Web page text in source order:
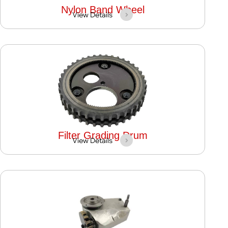
Nylon Band Wheel
View Details
Filter Grading Drum
View Details